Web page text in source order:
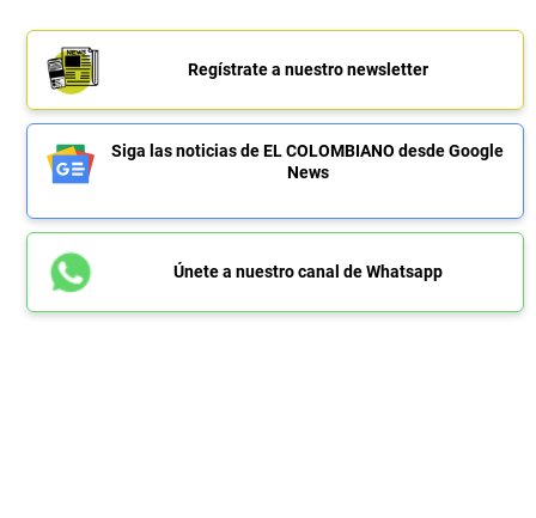
Regístrate a nuestro newsletter
Siga las noticias de EL COLOMBIANO desde Google
News
Únete a nuestro canal de Whatsapp